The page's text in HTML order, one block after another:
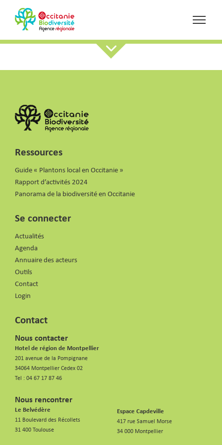
Ressources
Guide « Plantons local en Occitanie »
Rapport d’activités 2024
Panorama de la biodiversité en Occitanie
Se connecter
Actualités
Agenda
Annuaire des acteurs
Outils
Contact
Login
Contact
Nous contacter
Hotel de région de Montpellier
201 avenue de la Pompignane
34064 Montpellier Cedex 02
Tel : 04 67 17 87 46
Nous rencontrer
Le Belvédère
11 Boulevard des Récollets
31 400 Toulouse
Espace Capdeville
417 rue Samuel Morse
34 000 Montpellier